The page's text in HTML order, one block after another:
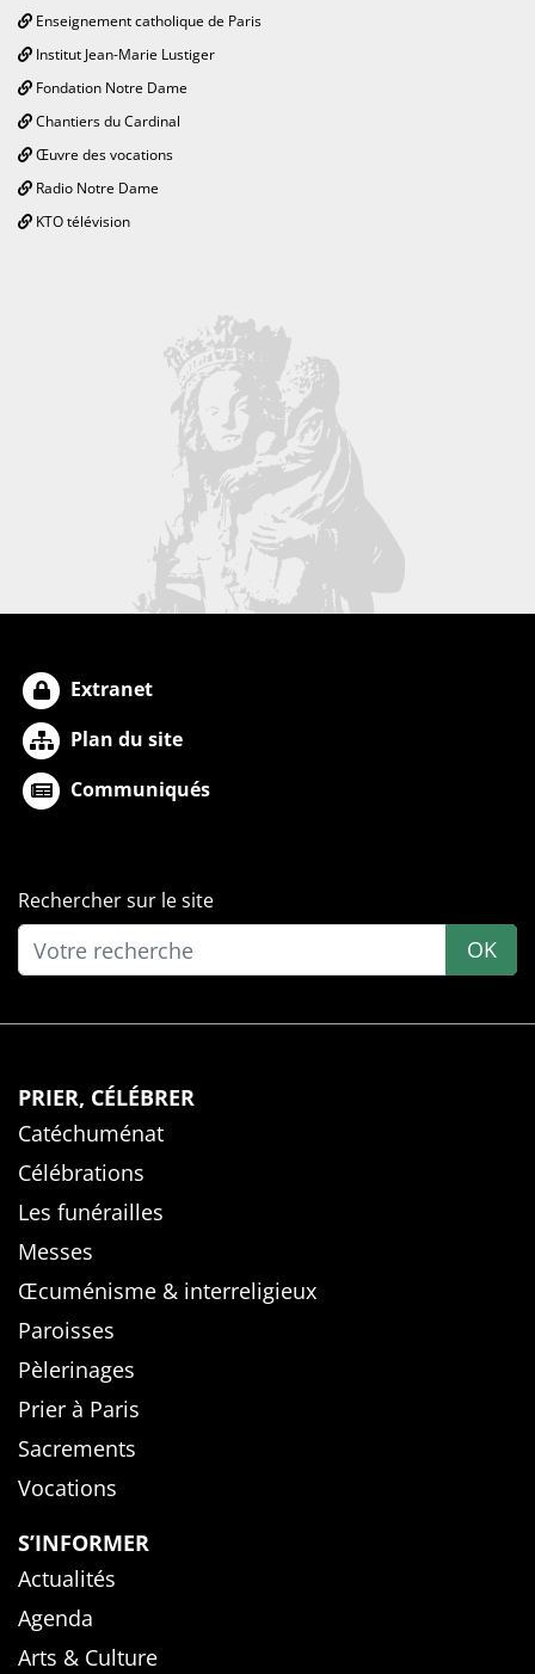
Enseignement catholique de Paris
Institut Jean-Marie Lustiger
Fondation Notre Dame
Chantiers du Cardinal
Œuvre des vocations
Radio Notre Dame
KTO télévision
Extranet
Plan du site
Communiqués
Rechercher sur le site
OK
PRIER, CÉLÉBRER
Catéchuménat
Célébrations
Les funérailles
Messes
Œcuménisme & interreligieux
Paroisses
Pèlerinages
Prier à Paris
Sacrements
Vocations
S’INFORMER
Actualités
Agenda
Arts & Culture